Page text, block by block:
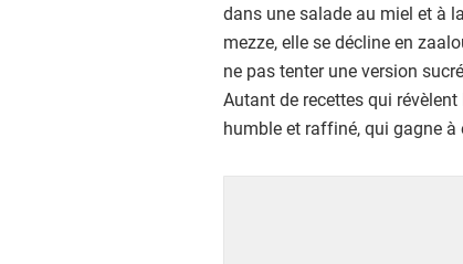
dans une salade au miel et à
mezze, elle se décline en
ne pas tenter une version
Autant de recettes qui
humble et raffiné, qui gagne